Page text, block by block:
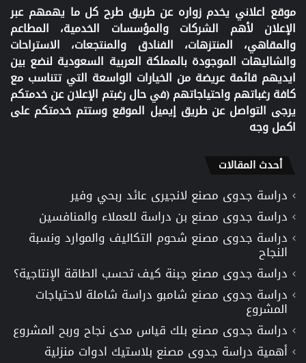
موقع اعلاني يخدم زواره عن طريق طرح كل ما يهمهم عبر
الإعلان لأهم الشركات والمؤسسات الخدمية، المطاعم
والمقاهي، المنتزهات، الفنادق والمنتجعات، الاستراحات
والشاليهات الموجودة بالمملكة العربية السعودية لنضع بين
ايديهم قائمة عريضة من الخيارات الواسعة التي تتناسب مع
كافة رغباتهم واحتياجاتهم (في حال رغبتم الإعلان عن خدمتكم
يرجى التواصل عن طريق إيميل الموقع وستتم خدمتكم على
اكمل وجه
أحدث المقالات
دراسة جدوى مصنع لانجيرى عائد ربحي وفير
دراسة جدوى مصنع بن دراسة للعملاء والمنافسين
دراسة جدوى مصنع شحوم التكاليف والموارد ونسبة
النجاح
دراسة جدوى مصنع جبنة كيف تحسب الطاقة الإنتاجية؟
دراسة جدوى مصنع شامبو دراسة شاملة لاحتياجات
المشروع
دراسة جدوى مصنع بلك قياس مدى نجاح وربح المشروع
أهمية دراسة جدوى مصنع بلاستيك ادوات منزلية